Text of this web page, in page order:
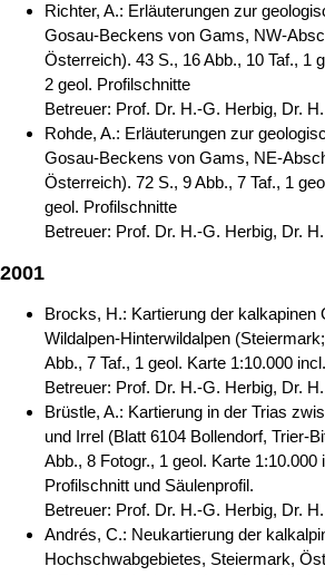
Richter, A.: Erläuterungen zur
Gosau-Beckens von Gams, NW-
Österreich). 43 S., 16 Abb., 10 Taf., 1
2 geol. Profilschnitte
Betreuer: Prof. Dr. H.-G. Herbig, Dr.
Rohde, A.: Erläuterungen zur
Gosau-Beckens von Gams, NE-
Österreich). 72 S., 9 Abb., 7 Taf., 1
geol. Profilschnitte
Betreuer: Prof. Dr. H.-G. Herbig, Dr.
2001
Brocks, H.: Kartierung der kalkapinen
Wildalpen-Hinterwildalpen
Abb., 7 Taf., 1 geol. Karte 1:10.000
Betreuer: Prof. Dr. H.-G. Herbig, Dr.
Brüstle, A.: Kartierung in der Trias
und Irrel (Blatt 6104 Bollendorf, Trier-
Abb., 8 Fotogr., 1 geol. Karte 1:10.000
Profilschnitt und Säulenprofil.
Betreuer: Prof. Dr. H.-G. Herbig, Dr.
Andrés, C.: Neukartierung der
Hochschwabgebietes, Steiermark,